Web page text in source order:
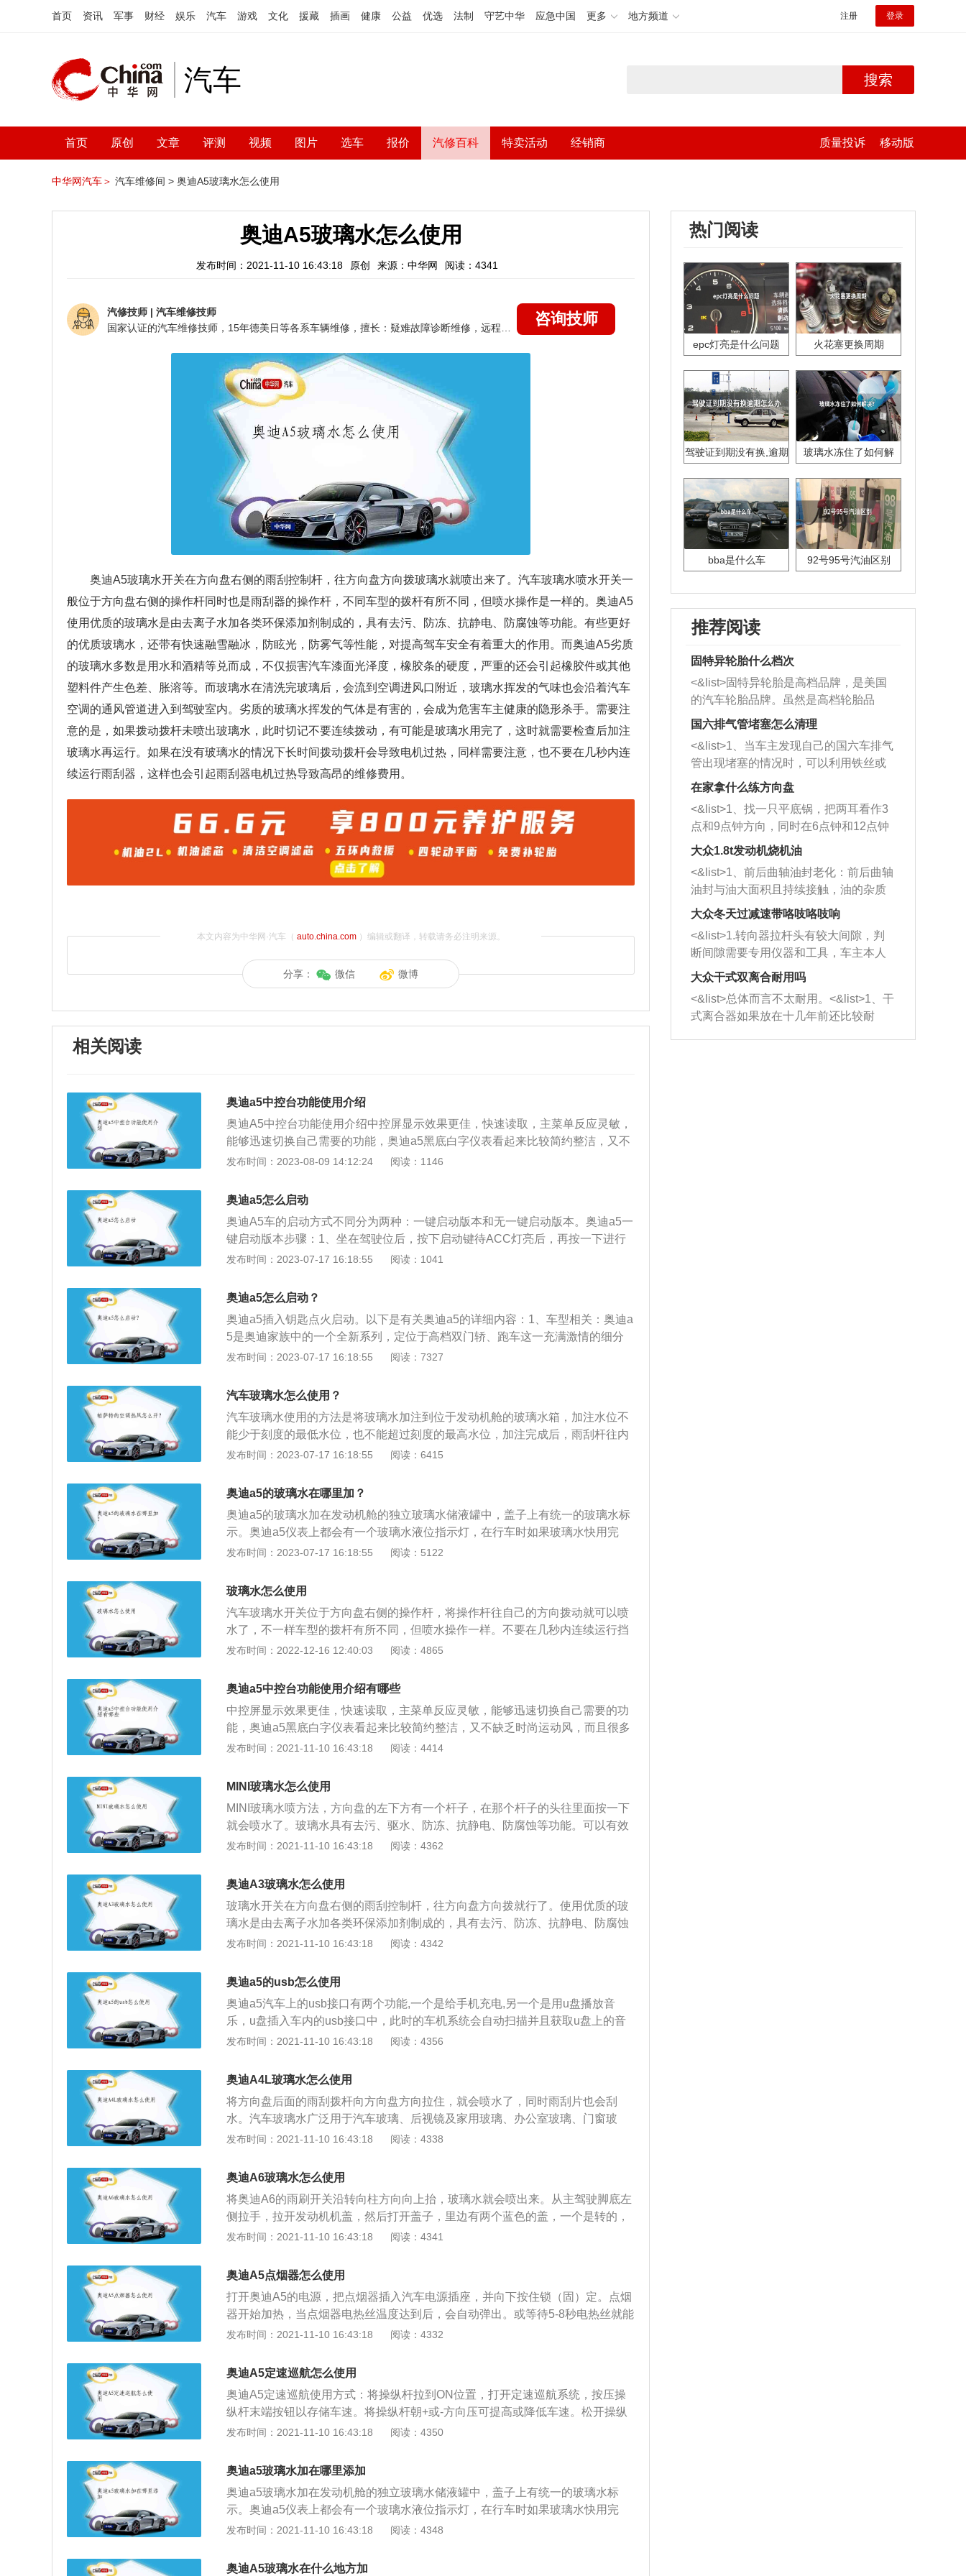
首页 资讯 军事 财经 娱乐 汽车 游戏 文化 援藏 插画 健康 公益 优选 法制 守艺中华 应急中国 更多 地方频道 注册 登录
汽车 搜索
首页 原创 文章 评测 视频 图片 选车 报价 汽修百科 特卖活动 经销商 质量投诉 移动版
中华网汽车＞ 汽车维修间 > 奥迪A5玻璃水怎么使用
奥迪A5玻璃水怎么使用
发布时间：2021-11-10 16:43:18 原创 来源：中华网 阅读：4341
汽修技师 | 汽车维修技师
咨询技师
奥迪A5玻璃水开关在方向盘右侧的雨刮控制杆，往方向盘方向拨玻璃水就喷出来了。汽车玻璃水喷水开关一
般位于方向盘右侧的操作杆同时也是雨刮器的操作杆，不同车型的拨杆有所不同，但喷水操作是一样的。奥迪A5
使用优质的玻璃水是由去离子水加各类环保添加剂制成的，具有去污、防冻、抗静电、防腐蚀等功能。有些更好
的优质玻璃水，还带有快速融雪融冰，防眩光，防雾气等性能，对提高驾车安全有着重大的作用。而奥迪A5劣质
的玻璃水多数是用水和酒精等兑而成，不仅损害汽车漆面光泽度，橡胶条的硬度，严重的还会引起橡胶件或其他
塑料件产生色差、胀溶等。而玻璃水在清洗完玻璃后，会流到空调进风口附近，玻璃水挥发的气味也会沿着汽车
空调的通风管道进入到驾驶室内。劣质的玻璃水挥发的气体是有害的，会成为危害车主健康的隐形杀手。需要注
意的是，如果拨动拨杆未喷出玻璃水，此时切记不要连续拨动，有可能是玻璃水用完了，这时就需要检查后加注
玻璃水再运行。如果在没有玻璃水的情况下长时间拨动拨杆会导致电机过热，同样需要注意，也不要在几秒内连
续运行雨刮器，这样也会引起雨刮器电机过热导致高昂的维修费用。
本文内容为中华网·汽车（ auto.china.com）编辑或翻译，转载请务必注明来源。
分享： 微信 微博
相关阅读
奥迪a5中控台功能使用介绍
奥迪A5中控台功能使用介绍中控屏显示效果更佳，快速读取，主菜单反应灵敏，
能够迅速切换自己需要的功能，奥迪a5黑底白字仪表看起来比较简约整洁，又不
缺乏时尚运动风，而且很多车型的MMI系统，已经放到了前方中控区域，驾驶更
绕驾驶着设计布局，仪表和中控台相依相偎，控制按钮的独特造型，精美的制作
工艺，上等的制作材料，都给人视觉和触觉上耳目一新的感觉，内饰风格更是让
人体验到高端大气上档次，将“融合”这一设计理念发挥的淋漓尽致，所有的操控
键、按钮、以及储物格都是独具一格，而整体看上去又那么和谐统一。仪表盘中
的里程表和转速呈现水滴状，从这一细节不难看出，这是在经典传承上的全新突
代传统数字模拟仪表盘，让驾驶者更清晰明了的感受到行驶信息。
发布时间：2023-08-09 14:12:24 阅读：1146
奥迪a5怎么启动
奥迪A5车的启动方式不同分为两种：一键启动版本和无一键启动版本。奥迪a5一
键启动版本步骤：1、坐在驾驶位后，按下启动键待ACC灯亮后，再按一下进行
车辆自检；2、右脚踩下刹车的同时按下一键启动键；3、将车挂入D档并按下电
骤：1、钥匙整个插入钥匙槽；2、踩刹车；3、按钥匙后，加点油门即起步成
功。奥迪a5是奥迪家族中的一个全新系列，定位于高档双门轿、跑车这一充满激
情的细分市场。奥迪a5将奥迪一款推崇的充满动感的设计、激动人心的动力与操
控性能、卓越的制造工艺完美结合，是奥迪品牌理念的全新诠释。
发布时间：2023-07-17 16:18:55 阅读：1041
奥迪a5怎么启动？
奥迪a5插入钥匙点火启动。以下是有关奥迪a5的详细内容：1、车型相关：奥迪a
5是奥迪家族中的一个全新系列，定位于高档双门轿、跑车这一充满激情的细分
市场。奥迪a5将奥迪一款推崇的充满动感的设计、激动人心的动力与操控性能、
动机只有原装的奥迪钥匙才能启动。发动机一旦启动，就要立即松开点火钥匙，
启动机与发动机不允许同时运行。
发布时间：2023-07-17 16:18:55 阅读：7327
汽车玻璃水怎么使用？
汽车玻璃水使用的方法是将玻璃水加注到位于发动机舱的玻璃水箱，加注水位不
能少于刻度的最低水位，也不能超过刻度的最高水位，加注完成后，雨刮杆往内
提拉，雨刮水便会从喷口喷出，喷洒到前挡玻璃上。汽车玻璃水广泛用于汽车玻
污、光亮清洗，其性能齐全，使用简单，也可自制。玻璃水能显著降低液体的冰
点，从而起到防冻的作用，能很快溶解冰霜。
发布时间：2023-07-17 16:18:55 阅读：6415
奥迪a5的玻璃水在哪里加？
奥迪a5的玻璃水加在发动机舱的独立玻璃水储液罐中，盖子上有统一的玻璃水标
示。奥迪a5仪表上都会有一个玻璃水液位指示灯，在行车时如果玻璃水快用完
了，这个灯就开始一闪一闪。奥迪a5定位于高档双门轿跑车，车身尺寸方面，其
功率达125千瓦（170马力）的1.8升TFSI发动机，结合了涡轮增压技术和燃油直
喷技术，动力十足。
发布时间：2023-07-17 16:18:55 阅读：5122
玻璃水怎么使用
汽车玻璃水开关位于方向盘右侧的操作杆，将操作杆往自己的方向拨动就可以喷
水了，不一样车型的拨杆有所不同，但喷水操作一样。不要在几秒内连续运行挡
风玻璃洗涤器，也不要在洗涤液储液罐空的时候运行洗涤器，会造成洗涤器电机
能：车窗净是由多种表面活性剂及添加剂复配而成。表面活性剂通常具备润湿、
渗透、增溶等功能，进而起到清洁去污的作用。2．防冻性能：有酒精、乙二醇
的存在，能显著降低液体的冰点，进而起到防冻的作用，能迅速溶解冰霜。3．
防雾性能：玻璃表面会形成一层单分子保护层。这层保护膜能防止形成雾滴，确
保风挡玻璃清亮透明，视野清晰。4．润滑性能：车窗中含有乙二醇，粘度较
水的使用，可能不一样的车型使用方法有所区别。但市面上大部分车型都是往方
向盘一边，就是你的座位的那一边，按一下，就可以喷玻璃水，没水喷出来说明
要加水了。当您感觉车的前挡风玻璃透明度差了，这时候喷一喷玻璃水，就能够
发布时间：2022-12-16 12:40:03 阅读：4865
奥迪a5中控台功能使用介绍有哪些
中控屏显示效果更佳，快速读取，主菜单反应灵敏，能够迅速切换自己需要的功
能，奥迪a5黑底白字仪表看起来比较简约整洁，又不缺乏时尚运动风，而且很多
车型的MMI系统，已经放到了前方中控区域，驾驶更方便，中控屏幕大小适中，
中控台相依相偎，控制按钮的独特造型，精美的制作工艺，上等的制作材料，都
给人视觉和触觉上耳目一新的感觉，内饰风格更是让人体验到高端大气上档次，
将“融合”这一设计理念发挥的淋漓尽致，所有的操控键、按钮、以及储物格都是
独具一格，而整体看上去又那么和谐统一。仪表盘中的里程表和转速呈现水滴
状，从这一细节不难看出，这是在经典传承上的全新突破，MMI系统显示屏高度
让驾驶者更清晰明了的感受到行驶信息。
发布时间：2021-11-10 16:43:18 阅读：4414
MINI玻璃水怎么使用
MINI玻璃水喷方法，方向盘的左下方有一个杆子，在那个杆子的头往里面按一下
就会喷水了。玻璃水具有去污、驱水、防冻、抗静电、防腐蚀等功能。可以有效
去除灰尘、润滑油、汽柴油、残余上光蜡、树胶等。汽车玻璃水性能特点：清洗
常具有润湿、渗透、增溶等功能，从而起到清洗去污的作用。防冻性能：能显著
降低液体的冰点，从而起到防冻的作用，能很快溶解冰霜。防雾性能：玻璃表面
会形成一层单分子保护层。这层保护膜能防止形成雾滴，保证风挡玻璃清澈透
明，视野清晰。抗静电性能：用车窗净清洗后，吸附在玻璃表面的物质，能消除
玻璃表面的电荷，抗静电性能。润滑性能：粘度较大，可以起润滑作用，减少雨
剂，对各种金属没有任何腐蚀作用，汽车面漆、橡胶、绝对安全。高效洁净，彻
底去除光滑表面的尘垢、污渍，一擦即亮。
发布时间：2021-11-10 16:43:18 阅读：4362
奥迪A3玻璃水怎么使用
玻璃水开关在方向盘右侧的雨刮控制杆，往方向盘方向拨就行了。使用优质的玻
璃水是由去离子水加各类环保添加剂制成的，具有去污、防冻、抗静电、防腐蚀
等功能。有些更好的优质玻璃水，还带有快速融雪融冰，防眩光，防雾气等性
京车展，据奥迪董事会主席施泰德介绍，奥迪将于车展后的五月份开始以进口形
式开始在国内销售这款新车，并计划于2012年初投产一汽大众。奥迪A3Sportbac
k为五门两厢车型，不同于A3三门车型，该车引进国内后将搭载1.4T和1.8T发动
机，配备6挡手动变速箱或7速Stronic双离合变速箱。其最高车速可达203公里/小
时，综合油耗最低为5.3升/百公里。在售奥迪A3五门两厢版车身尺寸长宽高分别
在进气口使用了镀铬点缀，B柱也采用黑色反光材质，新设计的后视镜、门把手
以及后扰流板。而前大灯则如Q5般犀利，并加入了LED日间行驶灯。新款同时增
加紫荆灰、南达科他州灰、深海蓝及火山红四种车身颜色。
发布时间：2021-11-10 16:43:18 阅读：4342
奥迪a5的usb怎么使用
奥迪a5汽车上的usb接口有两个功能,一个是给手机充电,另一个是用u盘播放音
乐，u盘插入车内的usb接口中，此时的车机系统会自动扫描并且获取u盘上的音
乐文件,获取音乐文件之后,即可通过u盘播放音乐。使用车载U盘的注意事项：格
音乐的时候一定要注意文件的格式，如果格式不正确的话，一定要转换成MP3或
者WMA的格式。路径：尽量将音乐文件放至车载U盘的根目录下，如果放的过
深，车机便极有可能查找不到文件的位置。容量：部分的车机系统可能不支持过
大容量的U盘，尤其在一些老款的车型之中，由于使用车载U盘主要是存储音乐，
其文件的占用空间不大，所以只需选择合适的车载U盘即可，没必要刻意的最求
发布时间：2021-11-10 16:43:18 阅读：4356
奥迪A4L玻璃水怎么使用
将方向盘后面的雨刮拨杆向方向盘方向拉住，就会喷水了，同时雨刮片也会刮
水。汽车玻璃水广泛用于汽车玻璃、后视镜及家用玻璃、办公室玻璃、门窗玻
璃、装饰玻璃等多种玻璃的快速去污、光亮清洗。它性能齐全，使用简单，也可
性剂通常具有润湿、渗透、增溶等功能，从而起到清洗去污的作用。（2）防冻
性能：能显著降低液体的冰点，从而起到防冻的作用，能很快溶解冰霜。（3）
防雾性能：玻璃表面会形成一层单分子保护层。这层保护膜能防止形成雾滴，保
证风挡玻璃清澈透明，视野清晰。（4）抗静电性能：用车窗净清洗后，吸附在
玻璃表面的物质，能消除玻璃表面的电荷，抗静电性能。（5）润滑性能：粘度
发布时间：2021-11-10 16:43:18 阅读：4338
奥迪A6玻璃水怎么使用
将奥迪A6的雨刷开关沿转向柱方向向上抬，玻璃水就会喷出来。从主驾驶脚底左
侧拉手，拉开发动机机盖，然后打开盖子，里边有两个蓝色的盖，一个是转的，
一个是扣住的，打开扣住的小盖，可以加注玻璃水。玻璃水（Windshieldwashe
易耗品，主要由水、酒精、乙二醇等组成，具有清洁、防冻、防雾等功能。按性
状分类可分为固体玻璃水和液体玻璃水。其中固体玻璃水大多为0℃以上环境使
用。一种夏季常用的，在清洗液里增加了除虫胶成分，可以快速清除撞在挡风玻
璃上的飞虫残留物；一种专为冬季使用的防冻型玻璃清洗液，保证在外界气温低
于零下20℃时，依旧不会结冰冻坏汽车设施；一种是特效防冻型，保证在零下4
以及在雨天跑高速路时，玻璃水的消耗会非常快。
发布时间：2021-11-10 16:43:18 阅读：4341
奥迪A5点烟器怎么使用
打开奥迪A5的电源，把点烟器插入汽车电源插座，并向下按住锁（固）定。点烟
器开始加热，当点烟器电热丝温度达到后，会自动弹出。或等待5-8秒电热丝就能
发红，不需要等到它自己弹出，也可以手动拔出。点烟后，把点烟器放回电源插
点烟器，就是用来点烟的一个东西。但是我们常说的点烟器又分为从电源里面取
电的那种。有的厂家生产的点烟器就不是用来点烟的，只是用来从汽车上面引电
出来的，这种点烟器又叫做雪茄头。电源一般为直流12伏（不同车型可能有所不
同），中间弹性头为正极，两边卡扣（耳朵）为负极。其与汽车所用电池直接连
接，电流功率等与电池相同。将点烟器插孔当作车载电源使用，应该是大多数车
器电路可承受的最大电流一般为10A（也有20A）。按照点烟器插孔12V电压计
算，若车载电器的总功率超过120W，那么点烟器电路就会过载。还需要注意的
是，我们不要在车辆熄火时继续从点烟器插口取电，否则蓄电池的电量很容易耗
能性会大大增加。
发布时间：2021-11-10 16:43:18 阅读：4332
奥迪A5定速巡航怎么使用
奥迪A5定速巡航使用方式：将操纵杆拉到ON位置，打开定速巡航系统，按压操
纵杆末端按钮以存储车速。将操纵杆朝+或-方向压可提高或降低车速。松开操纵
杆即存储当前车速，将操纵杆朝OFF方向压至卡止则完全关闭巡航系统。定速巡
速度控制系统，自动驾驶系统等。其作用是按司机要求的速度合开关之后，不用
踩油门踏板就自动地保持车速，使车辆以固定的速度行驶。采用了这种装置，当
在高速公路上长时间行车后，司机就不用再去控制油门踏板，减轻了疲劳，同时
减少了不必要的车速变化，可以节省燃料。使用定速巡航有利有弊，有的人说定
速巡航好，是因为这功能能释放人的双脚，它能保持设定的车速行驶，提高驾驶
用，可能一年也用不了几次；这功能也不太安全，是觉得如果不用脚去控制油门
发布时间：2021-11-10 16:43:18 阅读：4350
奥迪a5玻璃水加在哪里添加
奥迪a5玻璃水加在发动机舱的独立玻璃水储液罐中，盖子上有统一的玻璃水标
示。奥迪a5仪表上都会有一个玻璃水液位指示灯，在行车时如果玻璃水快用完
了，这个灯就开始一闪一闪。奥迪a5加玻璃水的方法步骤：1.汽车的仪表上都会
闪一闪的，这是告诉我们该加玻璃水了。2.加玻璃水的时候，首先打开前机盖，
发布时间：2021-11-10 16:43:18 阅读：4348
奥迪A5玻璃水在什么地方加
热门阅读
epc灯亮是什么问题 火花塞更换周期
驾驶证到期没有换,逾期
玻璃水冻住了如何解
bba是什么车 92号95号汽油区别
推荐阅读
固特异轮胎什么档次
<&list>固特异轮胎是高档品牌，是美国
的汽车轮胎品牌。虽然是高档轮胎品
牌，但是中高低端的轮胎都有生产，这
也是为了更好的开拓市场。
国六排气管堵塞怎么清理
<&list>1、当车主发现自己的国六车排气
管出现堵塞的情况时，可以利用铁丝或
者是细棍，直接将杂物给取出来，如果
堵塞情况比较严重，也可以采取应急措
施。 <&list>2、直接利用木棍将所有的
杂物推到排气管里面的位置处，然后将
三元催化器拆解开，就可以将堵塞的东
西取出来。但如果是因为积碳过多引起
的堵塞，就需要将三元催化器泡在草酸
洗剂对堵塞的情况得到解决，将清洗剂
放在燃油箱中，与燃油混合后，车辆启
动时，就可以和汽油一起进入到燃烧
室，最后形成废气排出，就可以让三元
催化器得到清洗，排气管堵塞的情况就
能够得到解决。
在家拿什么练方向盘
<&list>1、找一只平底锅，把两耳看作3
点和9点钟方向，同时在6点钟和12点钟
方向做一个标记。 <&list>2、双手握住
一圈半的练习，往右同样也要打相同的
圈数。 <&list>3、最后强调要反复练
习，这样就可以形成肌肉记忆，在真实
驾驶车辆时，不需要记忆也能打好方
向。
大众1.8t发动机烧机油
<&list>1、前后曲轴油封老化：前后曲轴
油封与油大面积且持续接触，油的杂质
和发动机内持续温度变化使其密封效果
逐渐减弱，导致渗油或漏油。<&list>2、
活塞间隙过大：积碳会使活塞环与缸体
的间隙扩大，导致机油流入燃烧室中，
造成烧机油。<&list>3、机油粘度。使用
机油粘度过小的话，同样会有烧机油现
象，机油粘度过小具有很好的流动性，
大众冬天过减速带咯吱咯吱响
<&list>1.转向器拉杆头有较大间隙，判
断间隙需要专用仪器和工具，车主本人
无法制作，需要将车辆送到修理厂或4s
店；<&list>2.车辆半轴套管防尘罩破
裂，破裂后会出现漏油现象，使半轴磨
损严重，磨损的半轴容易损坏，产生异
响；<&list>3.稳定器的转向胶套和球头
大众干式双离合耐用吗
<&list>总体而言不太耐用。<&list>1、干
式离合器如果放在十几年前还比较耐